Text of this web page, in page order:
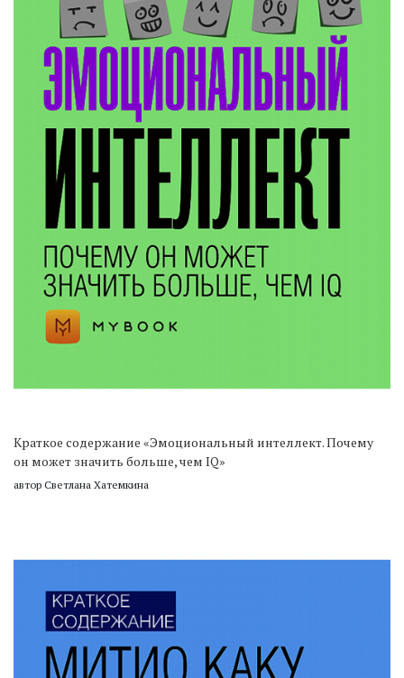
Краткое содержание «Эмоциональный интеллект. Почему
он может значить больше, чем IQ»
автор Светлана Хатемкина